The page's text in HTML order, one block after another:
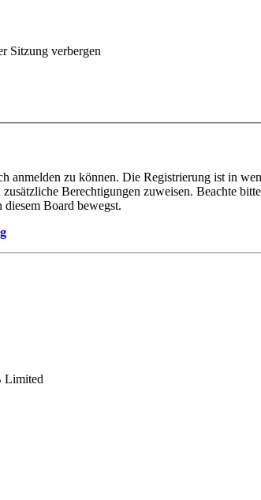
Sitzung verbergen
anmelden zu können. Die Registrierung ist in
Berechtigungen zuweisen. Beachte
Board bewegst.
Limited